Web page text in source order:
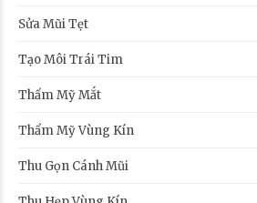
Sửa Mũi Tẹt
Tạo Môi Trái Tim
Thẩm Mỹ Mắt
Thẩm Mỹ Vùng Kín
Thu Gọn Cánh Mũi